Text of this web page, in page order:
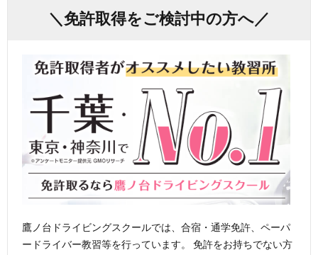
＼免許取得をご検討中の方へ／
鷹ノ台ドライビングスクールでは、合宿・通学免許、ペーパ
ードライバー教習等を行っています。 免許をお持ちでない方